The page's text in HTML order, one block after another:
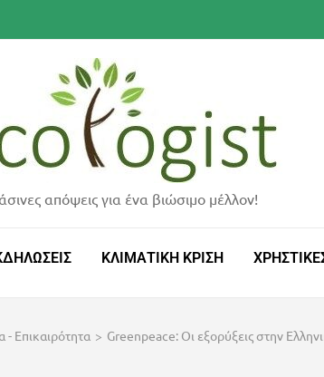
απόψεις για ένα βιώσιμο μέλλον!
ΚΛΙΜΑΤΙΚΗ ΚΡΙΣΗ
- Επικαιρότητα > Greenpeace: Οι εξορύξεις στην